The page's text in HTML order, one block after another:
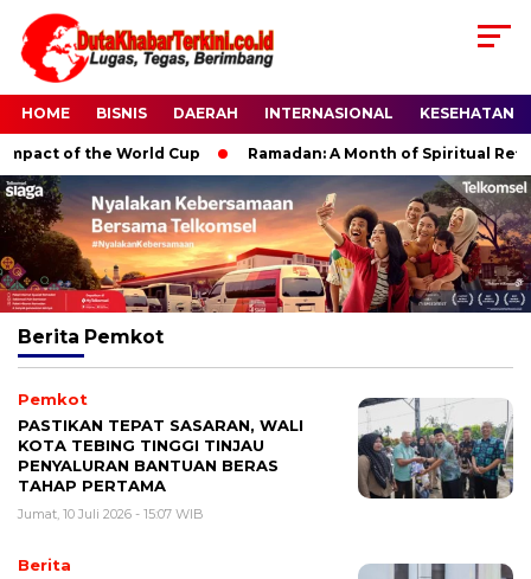
HOME BISNIS DAERAH INTERNASIONAL KESEHATAN
of the World Cup Ramadan: A Month of Spiritual
Berita Pemkot
Pemkot
PASTIKAN TEPAT SASARAN, WALI
KOTA TEBING TINGGI TINJAU
PENYALURAN BANTUAN BERAS
TAHAP PERTAMA
Jumat, 10 Juli 2026 - 15:07 WIB
Berita